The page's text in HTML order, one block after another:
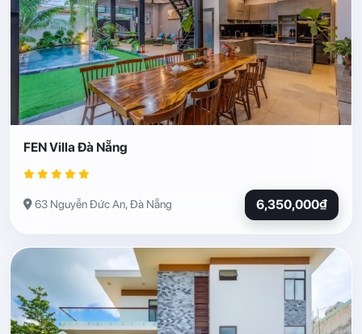
FEN Villa Đà Nẵng
63 Nguyễn Đức An, Đà Nẵng 6,350,000₫